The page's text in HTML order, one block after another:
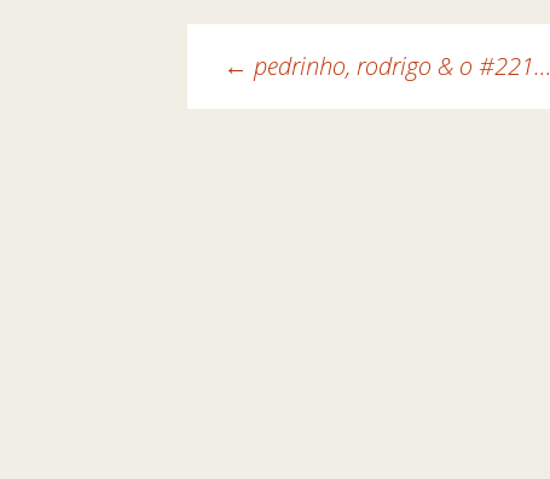
Navegação de posts
← pedrinho, rodrigo & o #221…